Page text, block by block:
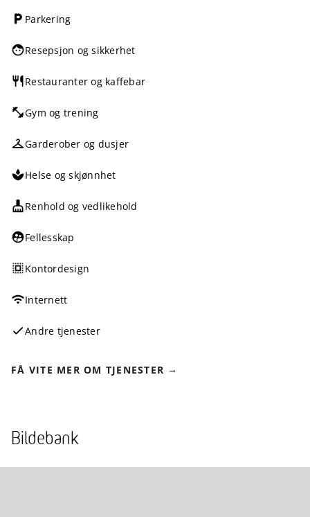
Parkering
Resepsjon og sikkerhet
Restauranter og kaffebar
Gym og trening
Garderober og dusjer
Helse og skjønnhet
Renhold og vedlikehold
Fellesskap
Kontordesign
Internett
Andre tjenester
FÅ VITE MER OM TJENESTER
Bildebank